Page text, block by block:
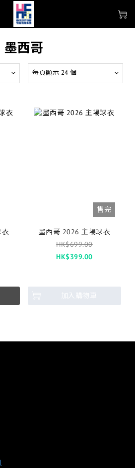
墨西哥
每頁顯示 24 個
衣
售完
墨西哥 2026 主場球衣
HK$699.00
HK$399.00
加入購物車